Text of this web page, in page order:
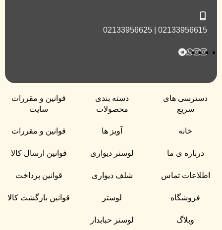
02133956615 | 02133956625
دسترسی های
سریع
خانه
درباره ی ما
اطلاعات تماس
فروشگاه
وبلاگ
دسته بندی
محصولات
آویز ها
لوستر دیواری
شلف دیواری
لوستر
لوستر حبابدار
قوانین و مقررات
سایت
قوانین و مقررات
قوانین ارسال کالا
قوانین پرداخت
قوانین بازگشت کالا